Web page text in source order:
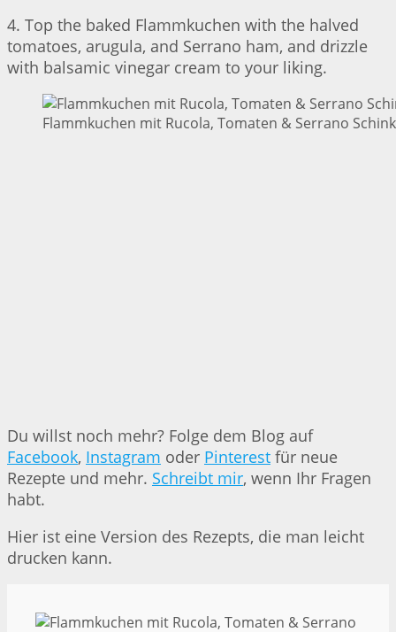
4. Top the baked Flammkuchen with the halved
tomatoes, arugula, and Serrano ham, and drizzle
with balsamic vinegar cream to your liking.
Flammkuchen mit Rucola, Tomaten & Serrano
Du willst noch mehr? Folge dem Blog auf
Facebook, Instagram oder Pinterest für neue
Rezepte und mehr. Schreibt mir, wenn Ihr Fragen
habt.
Hier ist eine Version des Rezepts, die man leicht
drucken kann.